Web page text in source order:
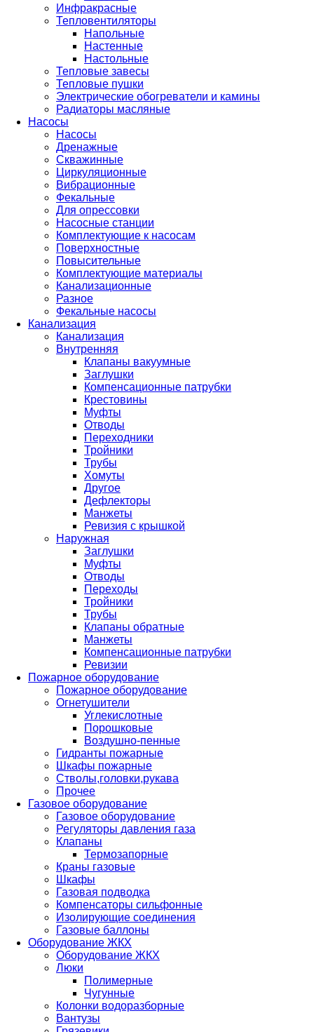
Инфракрасные
Тепловентиляторы
Напольные
Настенные
Настольные
Тепловые завесы
Тепловые пушки
Электрические обогреватели и камины
Радиаторы масляные
Насосы
Насосы
Дренажные
Скважинные
Циркуляционные
Вибрационные
Фекальные
Для опрессовки
Насосные станции
Комплектующие к насосам
Поверхностные
Повысительные
Комплектующие материалы
Канализационные
Разное
Фекальные насосы
Канализация
Канализация
Внутренняя
Клапаны вакуумные
Заглушки
Компенсационные патрубки
Крестовины
Муфты
Отводы
Переходники
Тройники
Трубы
Хомуты
Другое
Дефлекторы
Манжеты
Ревизия с крышкой
Наружная
Заглушки
Муфты
Отводы
Переходы
Тройники
Трубы
Клапаны обратные
Манжеты
Компенсационные патрубки
Ревизии
Пожарное оборудование
Пожарное оборудование
Огнетушители
Углекислотные
Порошковые
Воздушно-пенные
Гидранты пожарные
Шкафы пожарные
Стволы,головки,рукава
Прочее
Газовое оборудование
Газовое оборудование
Регуляторы давления газа
Клапаны
Термозапорные
Краны газовые
Шкафы
Газовая подводка
Компенсаторы сильфонные
Изолирующие соединения
Газовые баллоны
Оборудование ЖКХ
Оборудование ЖКХ
Люки
Полимерные
Чугунные
Колонки водоразборные
Вантузы